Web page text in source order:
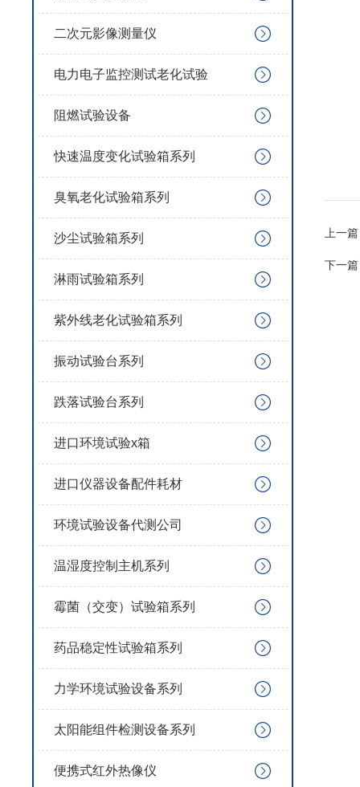
二次元影像测量仪
电力电子监控测试老化试验
阻燃试验设备
快速温度变化试验箱系列
臭氧老化试验箱系列
沙尘试验箱系列
淋雨试验箱系列
紫外线老化试验箱系列
振动试验台系列
跌落试验台系列
进口环境试验x箱
进口仪器设备配件耗材
环境试验设备代测公司
温湿度控制主机系列
霉菌（交变）试验箱系列
药品稳定性试验箱系列
力学环境试验设备系列
太阳能组件检测设备系列
便携式红外热像仪
上一
下一